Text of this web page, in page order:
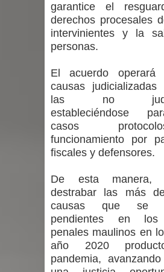
garantice el
derechos procesales
intervinientes y la
personas.
El acuerdo operará
causas
las no
estableciéndose
casos
funcionamiento por
fiscales y defensores.
De esta manera,
destrabar las más
causas que se
pendientes en los
penales maulinos en
año 2020
pandemia,